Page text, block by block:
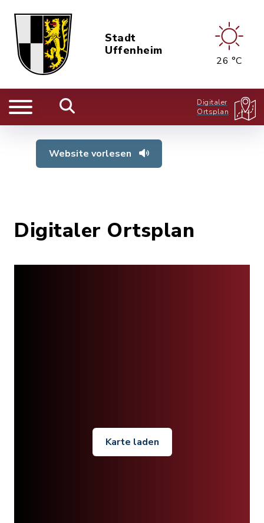
Stadt
Uffenheim
26 °C
Digitaler
Ortsplan
Website vorlesen
Digitaler Ortsplan
Karte laden